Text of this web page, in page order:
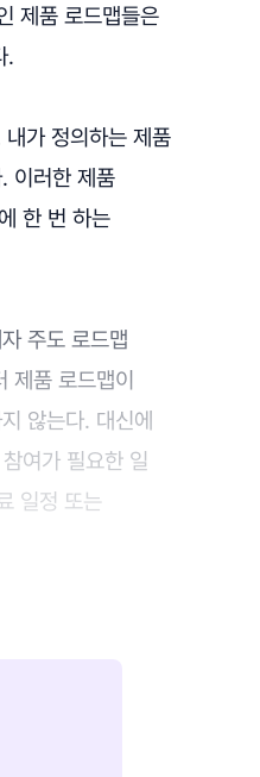
제품 로드맵들은
.
가 정의하는 제품
이러한 제품
한 번 하는
주도 로드맵
품 로드맵이
않는다. 대신에
여가 필요한 일
일정 또는